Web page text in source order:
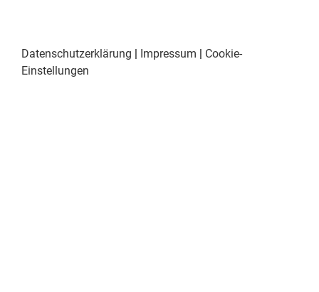
Datenschutzerklärung | Impressum | Cookie-
Einstellungen